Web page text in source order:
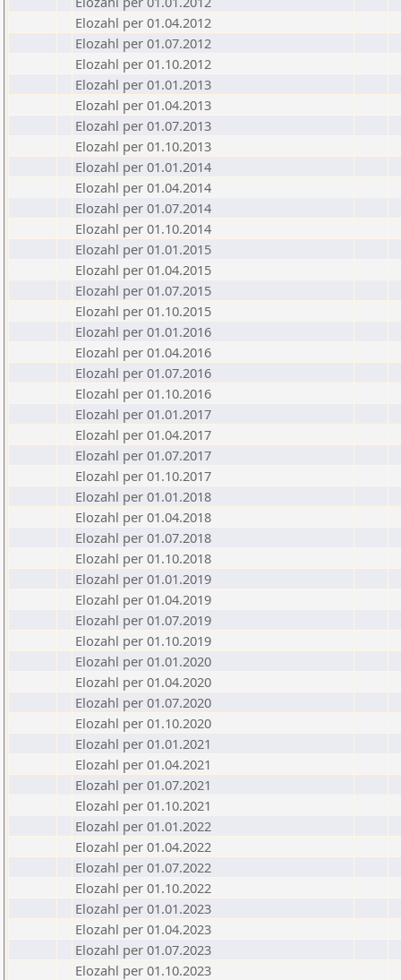
Elozahl per 01.04.2012
Elozahl per 01.07.2012
Elozahl per 01.10.2012
Elozahl per 01.01.2013
Elozahl per 01.04.2013
Elozahl per 01.07.2013
Elozahl per 01.10.2013
Elozahl per 01.01.2014
Elozahl per 01.04.2014
Elozahl per 01.07.2014
Elozahl per 01.10.2014
Elozahl per 01.01.2015
Elozahl per 01.04.2015
Elozahl per 01.07.2015
Elozahl per 01.10.2015
Elozahl per 01.01.2016
Elozahl per 01.04.2016
Elozahl per 01.07.2016
Elozahl per 01.10.2016
Elozahl per 01.01.2017
Elozahl per 01.04.2017
Elozahl per 01.07.2017
Elozahl per 01.10.2017
Elozahl per 01.01.2018
Elozahl per 01.04.2018
Elozahl per 01.07.2018
Elozahl per 01.10.2018
Elozahl per 01.01.2019
Elozahl per 01.04.2019
Elozahl per 01.07.2019
Elozahl per 01.10.2019
Elozahl per 01.01.2020
Elozahl per 01.04.2020
Elozahl per 01.07.2020
Elozahl per 01.10.2020
Elozahl per 01.01.2021
Elozahl per 01.04.2021
Elozahl per 01.07.2021
Elozahl per 01.10.2021
Elozahl per 01.01.2022
Elozahl per 01.04.2022
Elozahl per 01.07.2022
Elozahl per 01.10.2022
Elozahl per 01.01.2023
Elozahl per 01.04.2023
Elozahl per 01.07.2023
Elozahl per 01.10.2023